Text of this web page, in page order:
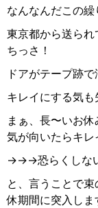
なんなんだこの繰
東京都から送られ
ちっさ！
ドアがテープ跡で
キレイにする気
まぁ、長〜いお
気が向いたらキレ
→→→恐らくしな
と、言うことで
休期間に突入しま